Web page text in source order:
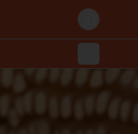
Login